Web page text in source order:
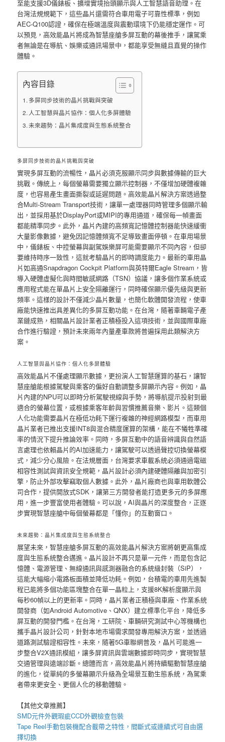
至能支援3D儀錶板、擴增實境抬頭顯示與人工智慧語音助理。在
台灣法規規範下，這些晶片還需符合車用電子可靠性標準，例如
AEC-Q100認證，確保在極端溫度與震動環境下仍能穩定運作。可
以預見，高效能晶片將成為智慧座艙多屏互動的幕後推手，讓駕乘
者無論是在導航、娛樂或通訊場景中，都能享受無縫且直覺的操作
體驗。
內容目錄
多屏同步技術的晶片挑戰與突破
人工智慧與晶片協作：個人化多屏體驗
未來趨勢：晶片集成度與生態系統整合
多屏同步技術的晶片挑戰與突破
實現多屏互動的流暢性，晶片必須克服顯示同步與數據傳輸的巨大
挑戰。傳統上，每個螢幕需要獨立顯示控制器，不僅增加硬體複雜
度，也容易產生畫面撕裂或延遲問題。高效能晶片解決方案透過整
合Multi-Stream Transport技術，讓單一處理器同時管理多個顯示輸
出，並採用基於DisplayPort或MIPI的專用通道，確保每一幀畫面
都能精準同步。此外，晶片內建的高頻寬記憶體控制器能快速緩衝
大量影像數據，避免因記憶體頻寬不足導致畫面停頓。在車用場景
中，儀錶板、中控螢幕與副駕娛樂屏可能需要顯示不同內容，但卻
要維持時序一致性，這就考驗晶片的即時調度能力。最新的車用晶
片如高通Snapdragon Cockpit Platform與英特爾Eagle Stream，皆
導入硬體虛擬化與時間敏感網路（TSN）協議，讓多個作業系統或
應用程式能在單晶片上安全隔離運行，同時確保顯示優先級與更新
頻率。這樣的設計不僅減少晶片數量，也簡化軟體開發流程，使車
廠能快速推出具差異化的多屏互動功能。在台灣，隨著車輛電子產
業鏈成熟，相關晶片設計業者正積極投入這項技術，並與國際車廠
合作進行驗證，預計未來兩年內量產車款將普遍採用此類解決方
案。
人工智慧與晶片協作：個人化多屏體驗
高效能晶片不僅處理顯示數據，更扮演人工智慧運算的基石，讓智
慧座艙能根據駕駛與乘客的偏好自動調整多屏顯示內容。例如，晶
片內建的NPU可以即時分析駕駛視線與手勢，將導航提示投射到最
適合的螢幕位置，或根據乘客年齡與習慣推薦音樂、影片。這類個
人化功能需要晶片在極低功耗下運行複雜的神經網路模型，而車用
晶片業者已推出支援INT8與混合精度運算的架構，能在不犧牲準確
率的情況下提升推論效率。同時，多屏互動中的語音辨識與自然語
言處理也依賴晶片的AI加速能力，讓駕駛可以透過聲控切換螢幕模
式，減少分心風險。在法規層面，台灣要求車載系統必須通過電磁
相容性測試與資訊安全規範，晶片設計必須內建硬體隔離與加密引
擎，防止外部攻擊竊取個人數據。此外，晶片廠商也與車用軟體公
司合作，提供開放式SDK，讓第三方開發者能打造更多元的多屏應
用，進一步豐富使用者體驗。可以說，AI與晶片的深度整合，正逐
步實現智慧座艙中每個螢幕都是「懂你」的互動窗口。
未來趨勢：晶片集成度與生態系統整合
展望未來，智慧座艙多屏互動的高效能晶片解決方案將朝更高集成
度與生態系統整合邁進。晶片設計不再只是單一元件，而是包含記
憶體、電源管理、無線通訊與感測器融合的系統級封裝（SiP），
這能大幅縮小電路板面積並降低功耗。例如，台積電的車用先進製
程已能將多個功能區塊整合在單一晶粒上，支援8K解析度顯示與
每秒60幀以上的更新率。同時，晶片業者正積極與車廠、作業系統
開發商（如Android Automotive、QNX）建立標準化平台，降低多
屏互動的開發門檻。在台灣，工研院、車輛研究測試中心等機構也
攜手晶片設計公司，針對本地市場需求開發專用解決方案，並透過
道路測試驗證相容性。未來，隨著5G車聯網普及，晶片可能進一
步整合V2X通訊模組，讓多屏資訊與雲端數據即時同步，實現智慧
交通管理與遠端診斷。總體而言，高效能晶片將持續驅動智慧座艙
的進化，從單純的多螢幕顯示升級為全場景互動生態系統，為駕乘
者帶來更安全、更個人化的移動體驗。
【其他文章推薦】
SMD元件外觀瑕疵CCD外觀檢查包裝
Tape Reel手動包裝機配合載帶之特性，間斷式或連續式可自由選
擇切換